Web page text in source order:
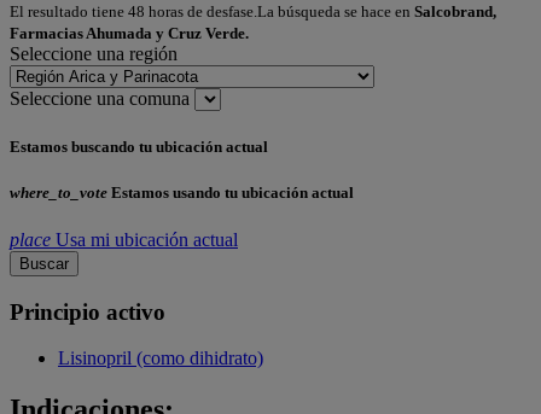
El resultado tiene 48 horas de desfase.La búsqueda se hace en Salcobrand,
Farmacias Ahumada y Cruz Verde.
Seleccione una región
Seleccione una comuna
Estamos buscando tu ubicación actual
where_to_vote Estamos usando tu ubicación actual
place Usa mi ubicación actual
Buscar
Principio activo
Lisinopril (como dihidrato)